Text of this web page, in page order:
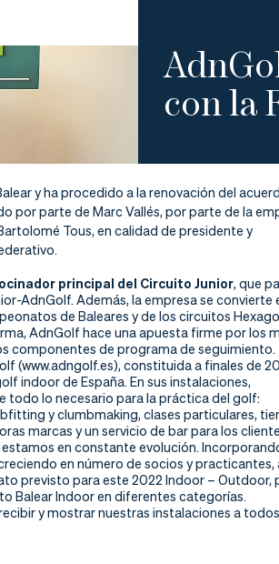
con la
y ha procedido a la renovación del
por parte de Marc Vallés, por parte de la
Tous, en calidad de presidente y
principal del Circuito Junior, que
AdnGolf. Además, la empresa se convierte
de Baleares y de los circuitos
AdnGolf hace una apuesta firme por los
componentes de programa de seguimiento.
(www.adngolf.es), constituida a finales de
indoorde España. En sus instalaciones,
todo lo necesario para la práctica del golf:
y clumbmaking, clases particulares,
marcas y un servicio de bar para los
en constante evolución.
en número de socios y practicantes,
previsto para este 2022 Indoor –
Balear Indoor en diferentes categorías.
y mostrar nuestras instalaciones a